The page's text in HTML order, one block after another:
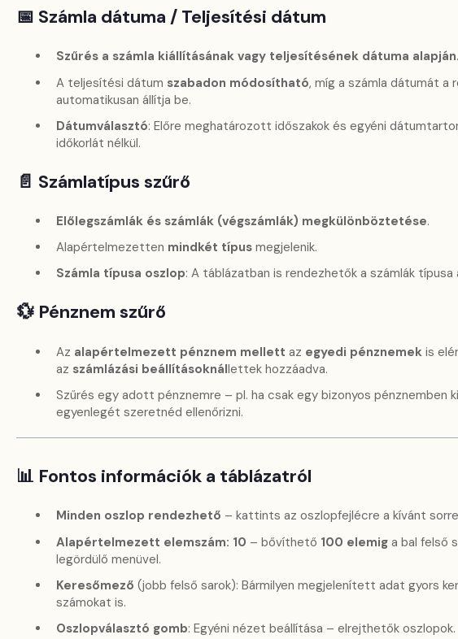
📅 Számla dátuma / Teljesítési dátum
Szűrés a számla kiállításának vagy teljesítésének dátuma alapján.
A teljesítési dátum szabadon módosítható, míg a számla dátumát a
automatikusan állítja be.
Dátumválasztó: Előre meghatározott időszakok és egyéni
időkorlát nélkül.
📄 Számlatípus szűrő
Előlegszámlák és számlák (végszámlák) megkülönböztetése.
Alapértelmezetten mindkét típusmegjelenik.
Számla típusa oszlop: A táblázatban is rendezhetők a számlák típusa
💱 Pénznem szűrő
Az alapértelmezett pénznem mellett az egyedi pénznemekis
az számlázási beállításoknállettek hozzáadva.
Szűrés egy adott pénznemre – pl. ha csak egy bizonyos pénznemben
egyenlegét szeretnéd ellenőrizni.
📊 Fontos információk a táblázatról
Minden oszlop rendezhető – kattints az oszlopfejlécre a kívánt
Alapértelmezett elemszám: 10 – bővíthető 100 elemiga bal felső
legördülő menüvel.
Keresőmező (jobb felső sarok): Bármilyen megjelenített adat gyors
számokat is.
Oszlopválasztó gomb: Egyéni nézet beállítása – elrejthetők oszlopok.